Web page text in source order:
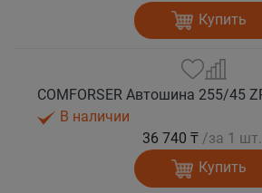
Купить
В наличии
36 740 ₸ /за 1 шт.
Купить